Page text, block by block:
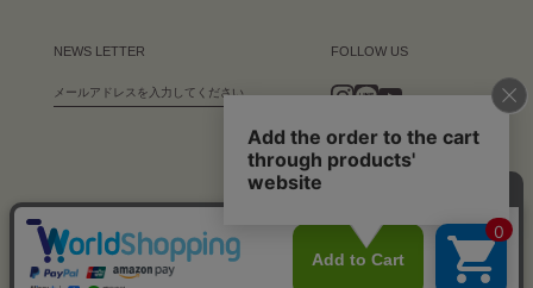
NEWS LETTER FOLLOW US